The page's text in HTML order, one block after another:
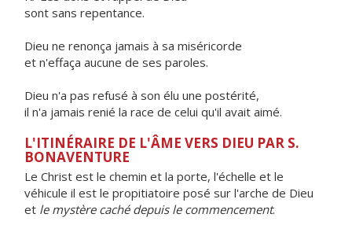
sont sans repentance.
Dieu ne renonça jamais à sa miséricorde
et n'effaça aucune de ses paroles.
Dieu n'a pas refusé à son élu une postérité,
il n'a jamais renié la race de celui qu'il avait aimé.
L'ITINÉRAIRE DE L'ÂME VERS DIEU PAR S.
BONAVENTURE
Le Christ est le chemin et la porte, l'échelle et le
véhicule il est le propitiatoire posé sur l'arche de Dieu
et le mystère caché depuis le commencement.